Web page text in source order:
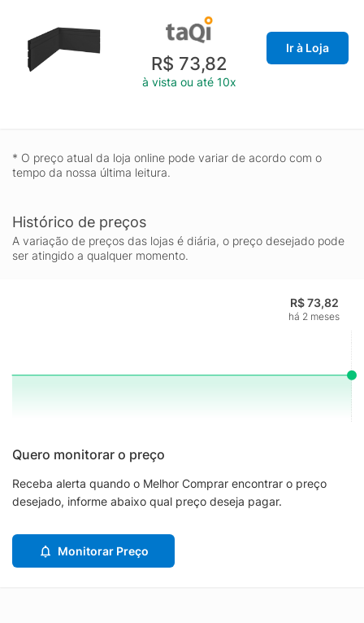
R$ 73,82
à vista ou até 10x
Ir à Loja
* O preço atual da loja online pode variar de acordo com o
tempo da nossa última leitura.
Histórico de preços
A variação de preços das lojas é diária, o preço desejado pode
ser atingido a qualquer momento.
R$ 73,82
há 2 meses
Quero monitorar o preço
Receba alerta quando o Melhor Comprar encontrar o preço
desejado, informe abaixo qual preço deseja pagar.
Monitorar Preço